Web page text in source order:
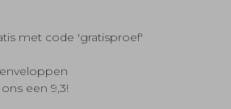
met code 'gratisproef'
een 9,3!